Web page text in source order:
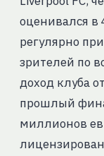
оценивался
регулярно
зрителей по
доход клуба
прошлый
миллионов